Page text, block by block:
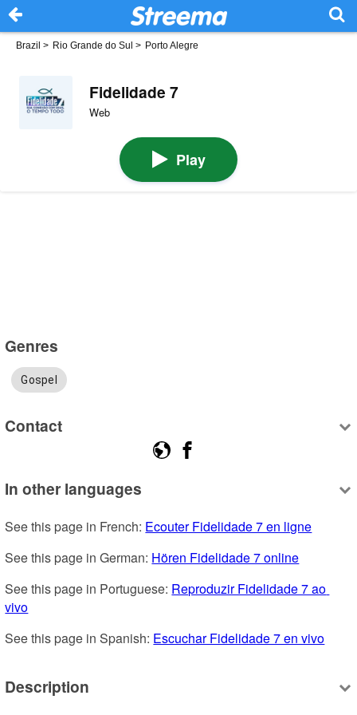
Brazil > Rio Grande do Sul > Porto Alegre
Fidelidade 7
Web
Play
Genres
Gospel
Contact
In other languages
See this page in French: Ecouter Fidelidade 7 en ligne
See this page in German: Hören Fidelidade 7 online
See this page in Portuguese: Reproduzir Fidelidade 7 ao
vivo
See this page in Spanish: Escuchar Fidelidade 7 en vivo
Description